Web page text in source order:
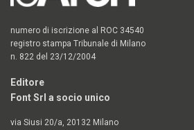
numero di iscrizione al ROC 34540
registro stampa Tribunale di Milano
n. 822 del 23/12/2004
Editore
Font Srl a socio unico
via Siusi 20/a, 20132 Milano